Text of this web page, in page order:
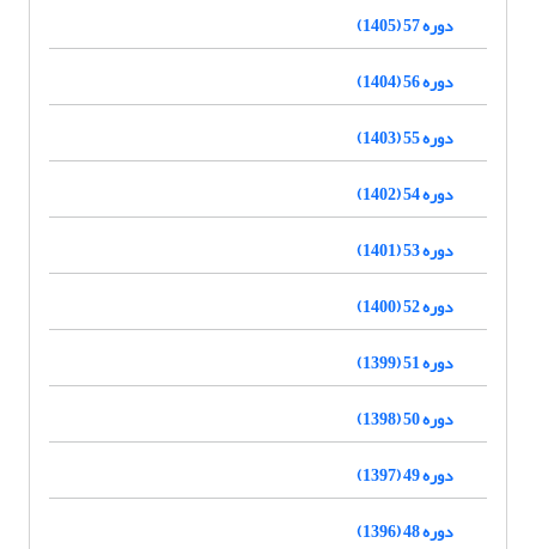
دوره 57 (1405)
دوره 56 (1404)
دوره 55 (1403)
دوره 54 (1402)
دوره 53 (1401)
دوره 52 (1400)
دوره 51 (1399)
دوره 50 (1398)
دوره 49 (1397)
دوره 48 (1396)